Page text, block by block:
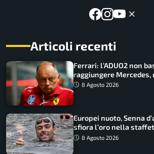
Articoli recenti
Ferrari: l’ADUO2 non
raggiungere
Macarena
8 Agosto 2026
Europei nuoto, Senna
sfiora l’oro nella
urlo, il bilancio azzurro
8 Agosto 2026